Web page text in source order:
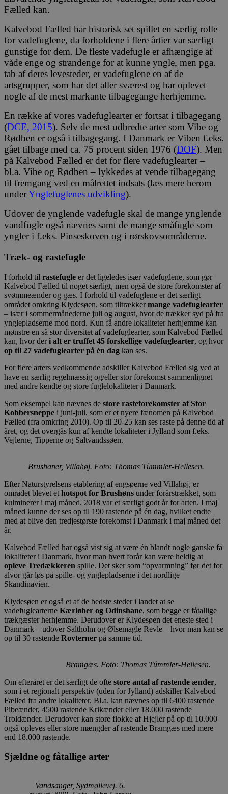
Fælled kan.
Kalvebod Fælled har historisk set spillet en særlig rolle
for vadefuglene, da forholdene i flere årtier var særligt
gunstige for dem. De fleste vadefugle er afhængige af
våde enge og strandenge for at kunne yngle, men pga.
tab af deres levesteder, er vadefuglene en af de
artsgrupper, som har det aller sværest og har oplevet
nogle af de mest markante tilbagegange herhjemme.
En række af vores vadefuglearter er fortsat i tilbagegang
(DCE, 2015). Selv de mest udbredte arter som Vibe og
Rødben er også i tilbagegang. I Danmark er Viben f.eks.
gået tilbage med ca. 75 procent siden 1976 (DOF). Men
på Kalvebod Fælled er det for flere vadefuglearter –
bl.a. Vibe og Rødben – lykkedes at vende tilbagegang
til fremgang ved en målrettet indsats (læs mere herom
underYnglefuglenes udvikling).
Udover de ynglende vadefugle skal de mange ynglende
vandfugle også nævnes samt de mange småfugle som
yngler i f.eks. Pinseskoven og i rørskovsområderne.
Træk- og rastefugle
I forhold til rastefugle er det ligeledes især vadefuglene, som gør
Kalvebod Fælled til noget særligt, men også de store forekomster af
svømmeænder og gæs. I forhold til vadefuglene er det særligt
området omkring Klydesøen, som tiltrækkermange vadefuglearter
– især i sommermånederne juli og august, hvor de trækker syd på fra
ynglepladserne mod nord. Kun få andre lokaliteter herhjemme kan
mønstre en så stor diversitet af vadefuglearter, som Kalvebod Fælled
kan, hvor deri alt er truffet 45 forskellige vadefuglearter, og hvor
op til 27 vadefuglearter på én dag kan ses.
For flere arters vedkommende adskiller Kalvebod Fælled sig ved at
have en særlig regelmæssig og/eller stor forekomst sammenlignet
med andre kendte og store fuglelokaliteter i Danmark.
Som eksempel kan nævnes de store rasteforekomster af Stor
Kobbersneppe i juni-juli, som er et nyere fænomen på Kalvebod
Fælled (fra omkring 2010). Op til 20-25 kan ses raste på denne tid af
året, og det overgås kun af kendte lokaliteter i Jylland som f.eks.
Vejlerne, Tipperne og Saltvandssøen.
Brushaner, Villahøj. Foto: Thomas Tümmler-Hellesen.
Efter Naturstyrelsens etablering af engsøerne ved Villahøj, er
området blevet et hotspot for Brushøns under forårstrækket, som
kulminerer i maj måned. 2018 var et særligt godt år for arten. I maj
måned kunne der ses op til 190 rastende på én dag, hvilket endte
med at blive den tredjestørste forekomst i Danmark i maj måned det
år.
Kalvebod Fælled har også vist sig at være én blandt nogle ganske få
lokaliteter i Danmark, hvor man hvert forår kan være heldig at
opleve Tredækkeren spille. Det sker som “opvarmning” før det for
alvor går løs på spille- og ynglepladserne i det nordlige
Skandinavien.
Klydesøen er også et af de bedste steder i landet at se
vadefuglearterne Kærløber og Odinshane, som begge er fåtallige
trækgæster herhjemme. Derudover er Klydesøen det eneste sted i
Danmark – udover Saltholm og Ølsemagle Revle – hvor man kan se
op til 30 rastende Rovterner på samme tid.
Bramgæs. Foto: Thomas Tümmler-Hellesen.
Om efteråret er det særligt de ofte store antal af rastende ænder,
som i et regionalt perspektiv (uden for Jylland) adskiller Kalvebod
Fælled fra andre lokaliteter. Bl.a. kan nævnes op til 6400 rastende
Pibeænder, 4500 rastende Krikænder eller 18.000 rastende
Troldænder. Derudover kan store flokke af Hjejler på op til 10.000
også opleves eller store mængder af rastende Bramgæs med mere
end 18.000 rastende.
Sjældne og fåtallige arter
Vandsanger, Sydmøllevej. 6.